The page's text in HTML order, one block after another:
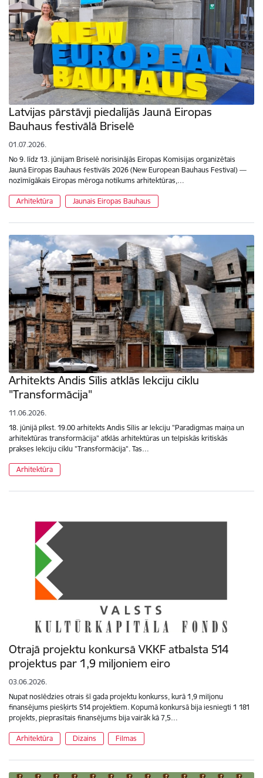
Latvijas pārstāvji piedalījās Jaunā Eiropas
Bauhaus festivālā Briselē
01.07.2026.
No 9. līdz 13. jūnijam Briselē norisinājās Eiropas Komisijas organizētais
Jaunā Eiropas Bauhaus festivāls 2026 (New European Bauhaus Festival) —
nozīmīgākais Eiropas mēroga notikums arhitektūras,…
Arhitektūra Jaunais Eiropas Bauhaus
Arhitekts Andis Sīlis atklās lekciju ciklu
"Transformācija"
11.06.2026.
18. jūnijā plkst. 19.00 arhitekts Andis Sīlis ar lekciju "Paradigmas maiņa un
arhitektūras transformācija" atklās arhitektūras un telpiskās kritiskās
prakses lekciju ciklu "Transformācija". Tas…
Arhitektūra
Otrajā projektu konkursā VKKF atbalsta 514
projektus par 1,9 miljoniem eiro
03.06.2026.
Nupat noslēdzies otrais šī gada projektu konkurss, kurā 1,9 miljonu
finansējums piešķirts 514 projektiem. Kopumā konkursā bija iesniegti 1 181
projekts, pieprasītais finansējums bija vairāk kā 7,5…
Arhitektūra Dizains Filmas